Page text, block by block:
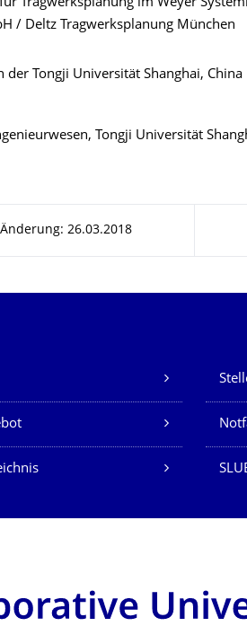
Tragwerksplanung im Weyer
/ Deltz Tragwerksplanung München
der Tongji Universität Shanghai, China
Tongji Universität
26.03.2018